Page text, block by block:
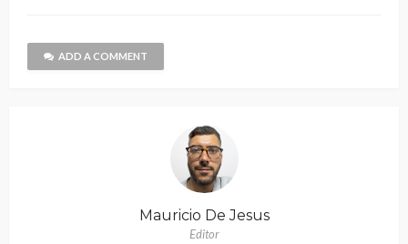
ADD A COMMENT
Mauricio De Jesus
Editor